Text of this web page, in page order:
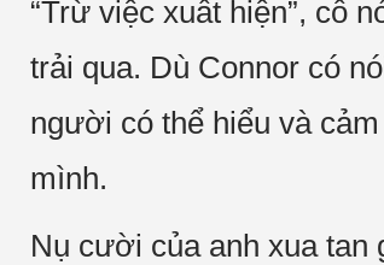
“Trừ việc xuất hiện”, cô
trải qua. Dù Connor có
người có thể hiểu và
mình.
Nụ cười của anh xua tan